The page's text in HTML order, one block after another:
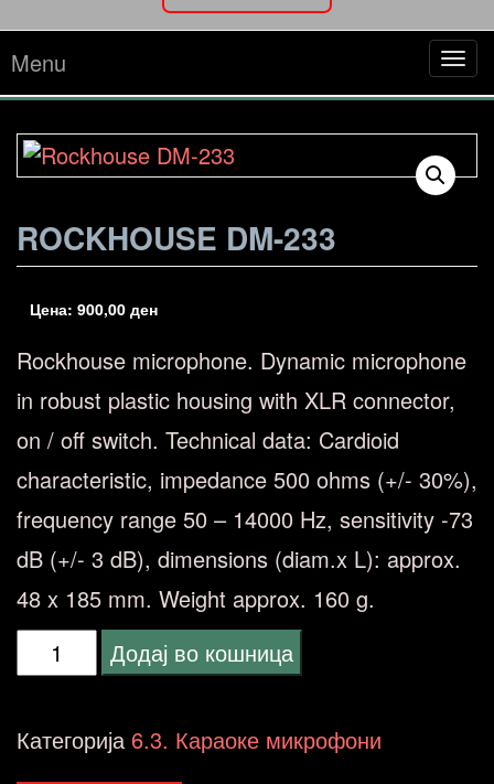
Menu
ROCKHOUSE DM-233
Цена: 900,00 ден
Rockhouse microphone. Dynamic microphone
in robust plastic housing with XLR connector,
on / off switch. Technical data: Cardioid
characteristic, impedance 500 ohms (+/- 30%),
frequency range 50 – 14000 Hz, sensitivity -73
dB (+/- 3 dB), dimensions (diam.x L): approx.
48 x 185 mm. Weight approx. 160 g.
Rockhouse
233
Додај во кошница
Категорија6.3. Караоке микрофони